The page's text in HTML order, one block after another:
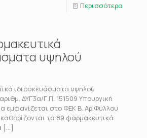
Περισσότερα
υψηλού
ιδιοσκευάσματα υψηλού
ΔΥΓ3α/Γ.Π. 151509 Υπουργική
εμφανίζεται στο ΦΕΚ Β. Αρ.Φύλλου
τα 89 φαρμακευτικά
[…]